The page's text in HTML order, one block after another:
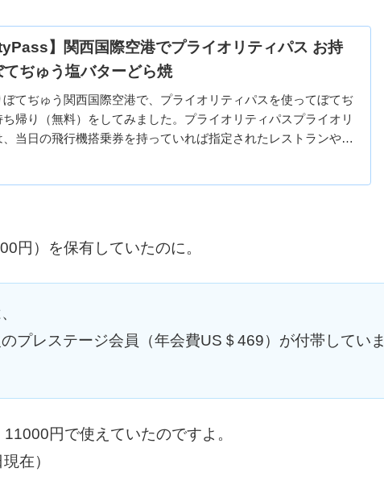
】関西国際空港でプライオリティパス お持
てぢゅう塩バターどら焼
ぼてぢゅう関西国際空港で、プライオリティパスを使ってぼてぢ
ち帰り（無料）をしてみました。プライオリティパスプライオリ
、当日の飛行機搭乗券を持っていれば指定されたレストランやラ
円）を保有していたのに。
プレステージ会員（年会費US＄469）が付帯していま
円で使えていたのですよ。
在）